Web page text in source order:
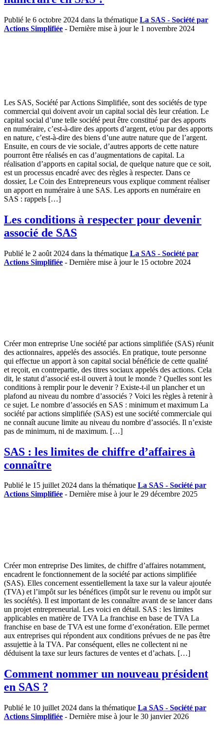
Publié le 6 octobre 2024 dans la thématique La SAS - Société par
Actions Simplifiée - Dernière mise à jour le 1 novembre 2024
Les SAS, Société par Actions Simplifiée, sont des sociétés de type
commercial qui doivent avoir un capital social dès leur création. Le
capital social d’une telle société peut être constitué par des apports
en numéraire, c’est-à-dire des apports d’argent, et/ou par des apports
en nature, c’est-à-dire des biens d’une autre nature que de l’argent.
Ensuite, en cours de vie sociale, d’autres apports de cette nature
pourront être réalisés en cas d’augmentations de capital. La
réalisation d’apports en capital social, de quelque nature que ce soit,
est un processus encadré avec des règles à respecter. Dans ce
dossier, Le Coin des Entrepreneurs vous explique comment réaliser
un apport en numéraire à une SAS. Les apports en numéraire en
SAS : rappels […]
Les conditions à respecter pour devenir
associé de SAS
Publié le 2 août 2024 dans la thématique La SAS - Société par
Actions Simplifiée - Dernière mise à jour le 15 octobre 2024
Créer mon entreprise Une société par actions simplifiée (SAS) réunit
des actionnaires, appelés des associés. En pratique, toute personne
qui effectue un apport à son capital social bénéficie de cette qualité
et reçoit, en contrepartie, des titres sociaux appelés des actions. Cela
dit, le statut d’associé est-il ouvert à tout le monde ? Quelles sont les
conditions à remplir pour le devenir ? Existe-t-il un plancher et un
plafond au niveau du nombre d’associés ? Voici les règles à retenir à
ce sujet. Le nombre d’associés en SAS : minimum et maximum La
société par actions simplifiée (SAS) est une société commerciale qui
ne connaît aucune limite au niveau du nombre d’associés. Il n’existe
pas de minimum, ni de maximum. […]
SAS : les limites de chiffre d’affaires à
connaître
Publié le 15 juillet 2024 dans la thématique La SAS - Société par
Actions Simplifiée - Dernière mise à jour le 29 décembre 2025
Créer mon entreprise Des limites, de chiffre d’affaires notamment,
encadrent le fonctionnement de la société par actions simplifiée
(SAS). Elles concernent essentiellement la taxe sur la valeur ajoutée
(TVA) et l’impôt sur les bénéfices (impôt sur le revenu ou impôt sur
les sociétés). Il est important de les connaître avant de se lancer dans
un projet entrepreneurial. Les voici en détail. SAS : les limites
applicables en matière de TVA La franchise en base de TVA La
franchise en base de TVA est une forme d’exonération. Elle permet
aux entreprises qui répondent aux conditions prévues de ne pas être
assujettie à la TVA. Par conséquent, elles ne collectent ni ne
déduisent la taxe sur leurs factures de ventes et d’achats. […]
Comment nommer un nouveau président
en SAS ?
Publié le 10 juillet 2024 dans la thématique La SAS - Société par
Actions Simplifiée - Dernière mise à jour le 30 janvier 2026